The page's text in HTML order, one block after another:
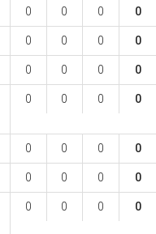
0 0 0 0
0 0 0 0
0 0 0 0
0 0 0 0
0 0 0 0
0 0 0 0
0 0 0 0